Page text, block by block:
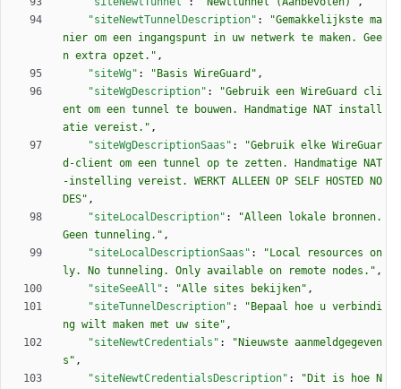
"siteNewtTunnelDescription" :
"Gemakkelijkste ma
nier om een ingangspunt in uw netwerk te maken. Gee
n extra opzet." ,
"siteWg" : "Basis WireGuard" ,
"siteWgDescription" :
"Gebruik een WireGuard cli
ent om een tunnel te bouwen. Handmatige NAT install
atie vereist." ,
"siteWgDescriptionSaas" :
"Gebruik elke WireGuar
d-client om een tunnel op te zetten. Handmatige NAT
-instelling vereist. WERKT ALLEEN OP SELF HOSTED NO
DES" ,
"siteLocalDescription" :
"Alleen lokale bronnen.
Geen tunneling." ,
"siteLocalDescriptionSaas" :
"Local resources on
ly. No tunneling. Only available on remote nodes." ,
"siteSeeAll" : "Alle sites bekijken" ,
"siteTunnelDescription" :
"Bepaal hoe u verbindi
ng wilt maken met uw site" ,
"siteNewtCredentials" :
"Nieuwste aanmeldgegeven
s" ,
"siteNewtCredentialsDescription" :
"Dit is hoe N